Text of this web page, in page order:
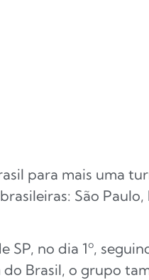
para mais uma
São Paulo,
no dia 1º,
Brasil, o grupo